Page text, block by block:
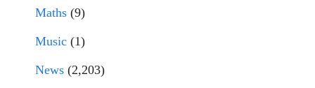
Maths (9)
Music (1)
News (2,203)